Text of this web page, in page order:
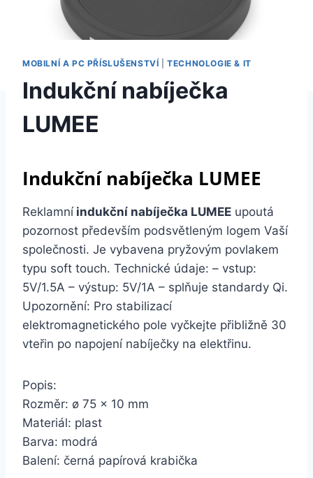
MOBILNÍ A PC PŘÍSLUŠENSTVÍ |TECHNOLOGIE & IT
Indukční nabíječka
LUMEE
Indukční nabíječka LUMEE
Reklamní indukční nabíječka LUMEE upoutá
pozornost především podsvětleným logem Vaší
společnosti. Je vybavena pryžovým povlakem
typu soft touch. Technické údaje: – vstup:
5V/1.5A – výstup: 5V/1A – splňuje standardy Qi.
Upozornění: Pro stabilizací
elektromagnetického pole vyčkejte přibližně 30
vteřin po napojení nabíječky na elektřinu.
Popis:
Rozměr: ø 75 x 10 mm
Materiál: plast
Barva: modrá
Balení: černá papírová krabička